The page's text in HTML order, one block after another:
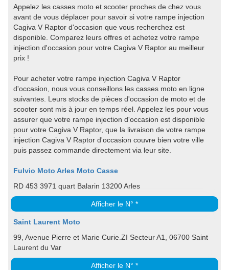
Appelez les casses moto et scooter proches de chez vous
avant de vous déplacer pour savoir si votre rampe injection
Cagiva V Raptor d'occasion que vous recherchez est
disponible. Comparez leurs offres et achetez votre rampe
injection d'occasion pour votre Cagiva V Raptor au meilleur
prix !
Pour acheter votre rampe injection Cagiva V Raptor
d'occasion, nous vous conseillons les casses moto en ligne
suivantes. Leurs stocks de pièces d'occasion de moto et de
scooter sont mis à jour en temps réel. Appelez les pour vous
assurer que votre rampe injection d'occasion est disponible
pour votre Cagiva V Raptor, que la livraison de votre rampe
injection Cagiva V Raptor d'occasion couvre bien votre ville
puis passez commande directement via leur site.
Fulvio Moto Arles Moto Casse
RD 453 3971 quart Balarin 13200 Arles
Afficher le N° *
Saint Laurent Moto
99, Avenue Pierre et Marie Curie.ZI Secteur A1, 06700 Saint
Laurent du Var
Afficher le N° *